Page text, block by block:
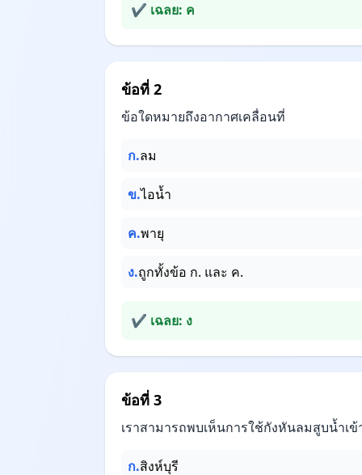
✔ เฉลย: ค
ข้อที่ 2
ข้อใดหมายถึงอากาศเคลื่อนที่
ก.ลม
ข.ไอน้ำ
ค.พายุ
ง.ถูกทั้งข้อ ก. และ ค.
✔ เฉลย: ง
ข้อที่ 3
เราสามารถพบเห็นการใช้กังหันลมสูบน้ำเ
ก.สิงห์บุรี